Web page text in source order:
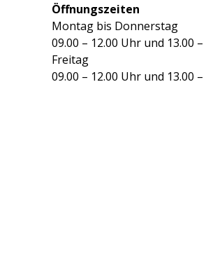
Öffnungszeiten
Montag bis Donnerstag
09.00 – 12.00 Uhr und 13.00
Freitag
09.00 – 12.00 Uhr und 13.00